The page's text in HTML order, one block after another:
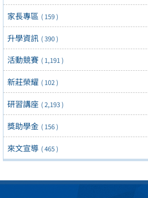
家長專區 ( 159 )
升學資訊 ( 390 )
活動競賽 ( 1,191 )
新莊榮耀 ( 102 )
研習講座 ( 2,193 )
獎助學金 ( 156 )
來文宣導 ( 465 )